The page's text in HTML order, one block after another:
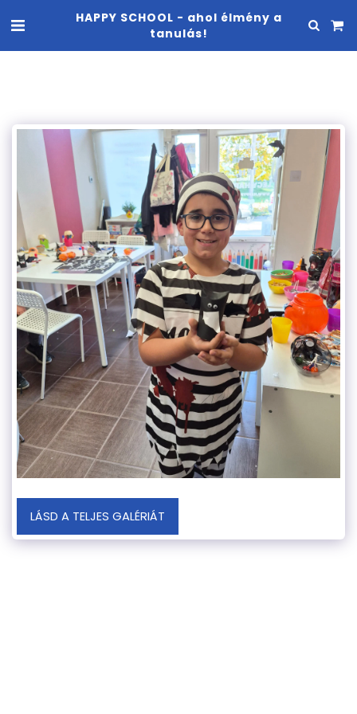
HAPPY SCHOOL - ahol élmény a
tanulás!
LÁSD A TELJES GALÉRIÁT